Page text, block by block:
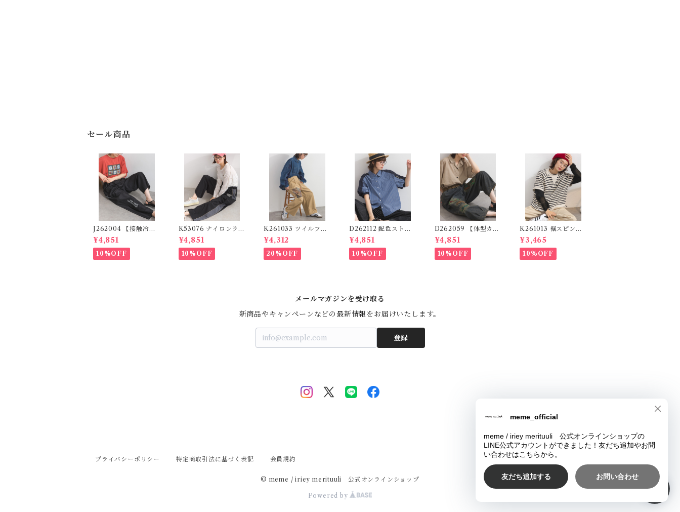
セール商品
J262004 【接触冷感
シリーズ】 ツイルワー
ク風ロゴパンツ / Coo
l Touch Twill Work
Logo Pants (残りわ
¥4,851
10%OFF
K53076 ナイロンライ
ンパンツ / Nylon Lin
e Pants (残りわずか)
¥4,851
10%OFF
K261033 ツイルフォ
トプリントイージーテ
ーパードパンツ / Twil
l Photo Print Easy T
apered Pants
¥4,312
20%OFF
D262112 配色ストラ
イプブラウス / Color
Block Stripe Relaxe
d Blouse 【re-stoc
k】
¥4,851
10%OFF
D262059 【体型カバ
ーデニムシリーズ】 パ
ッチワークロゴデニム
パンツ / Patchwork
Logo Denim Pants
¥4,851
10%OFF
K261013 裾スピンド
ル裏毛カットベスト /
Drawstring Hem Sw
eat Cut Vest
¥3,465
10%OFF
メールマガジンを受け取る
新商品やキャンペーンなどの最新情報をお届けいたします。
登録
プライバシーポリシー 特定商取引法に基づく表記 会員規約
© meme / iriey merituuli 公式オンラインショップ
Powered by